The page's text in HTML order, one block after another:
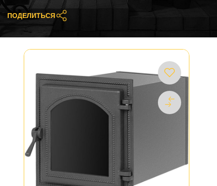
ПОДЕЛИТЬСЯ